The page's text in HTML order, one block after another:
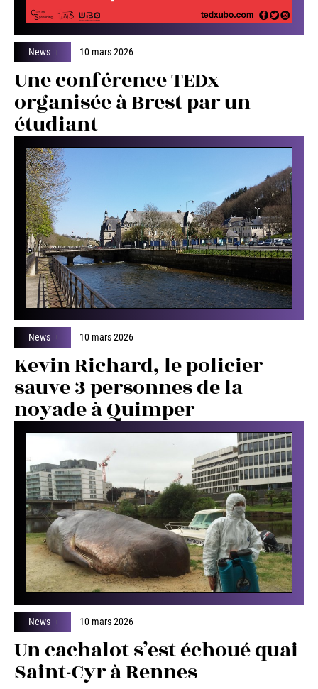
News 10 mars 2026
Une conférence TEDx
organisée à Brest par un
étudiant
News 10 mars 2026
Kevin Richard, le policier
sauve 3 personnes de la
noyade à Quimper
News 10 mars 2026
Un cachalot s’est échoué quai
Saint-Cyr à Rennes